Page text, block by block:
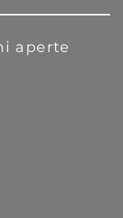
aperte